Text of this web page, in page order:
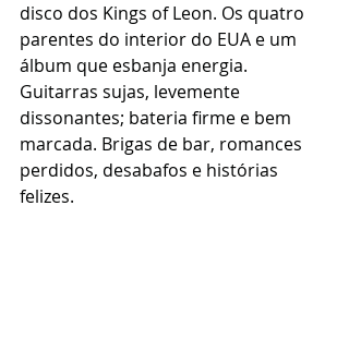
disco dos Kings of Leon. Os quatro
parentes do interior do EUA e um
álbum que esbanja energia.
Guitarras sujas, levemente
dissonantes; bateria firme e bem
marcada. Brigas de bar, romances
perdidos, desabafos e histórias
felizes.